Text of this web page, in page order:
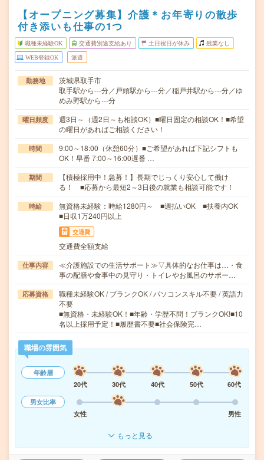
【オープニング募集】介護＊お年寄りの散歩
付き添いも仕事の1つ
職種未経験OK 交通費別途支給あり 土日祝日が休み 残業なし
WEB登録OK 派遣
勤務地
茨城県取手市
取手駅から---分／戸頭駅から---分／稲戸井駅から---分／ゆ
めみ野駅から---分
曜日頻度
週3日～（週2日～も相談OK）■曜日固定の相談OK！■希望
の曜日があればご相談ください！
時間
9:00～18:00（休憩60分）■ご希望があれば下記シフトも
OK！早番 7:00～16:00遅番 …
期間
【積極採用中！急募！】長期でじっくり安心して働け
る！ ■応募から最短2～3日後の就業も相談可能です！
時給
無資格未経験：時給1280円～ ■週払いOK ■扶養内OK
■日収1万240円以上
交通費
交通費全額支給
仕事内容
≪介護施設での生活サポート≫▽具体的なお仕事は…・食
事の配膳や食事中の見守り・トイレやお風呂のサポー…
応募資格
職種未経験OK / ブランクOK / パソコンスキル不要 / 英語力
不要
■無資格・未経験OK！■年齢・学歴不問！ブランクOK!■10
名以上採用予定！■履歴書不要■社会保険完…
職場の雰囲気
年齢層
20代
30代 40代 50代
60代
男女比率
女性
男性
もっと見る